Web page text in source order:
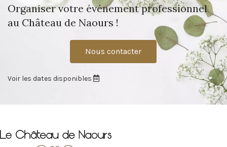
Organiser votre événement professionnel
au Château de Naours !
Nous contacter
Voir les dates disponibles